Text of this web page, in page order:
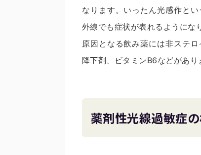
なります。いったん光感作と
外線でも症状が表れるようにな
原因となる飲み薬には非ステ
降下剤、ビタミンB6などがあり
薬剤性光線過敏症